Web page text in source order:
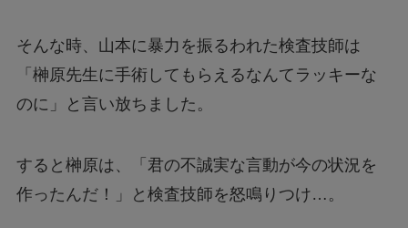
そんな時、山本に暴力を振るわれた検査技師は
「榊原先生に手術してもらえるなんてラッキーな
のに」と言い放ちました。
すると榊原は、「君の不誠実な言動が今の状況を
作ったんだ！」と検査技師を怒鳴りつけ…。